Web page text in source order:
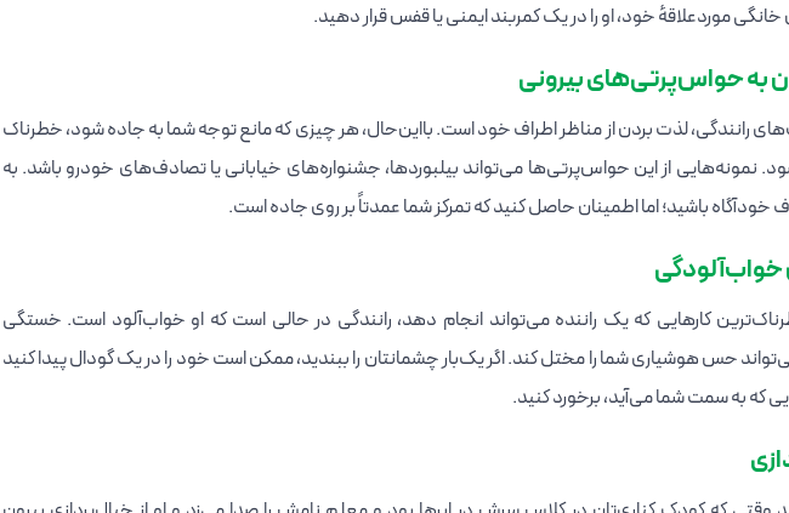
خانگی موردعلاقهٔ خود، او را در یک کمربند ایمنی یا قفس قرار دهید.
به حواس‌پرتی‌های بیرونی
رانندگی، لذت بردن از مناظر اطراف خود است. بااین‌حال، هر چیزی که مانع توجه شما به جاده شود، خطرناک
نمونه‌هایی از این حواس‌پرتی‌ها می‌تواند بیلبوردها، جشنواره‌های خیابانی یا تصادف‌های خودرو باشد. به
خودآگاه باشید؛ اما اطمینان حاصل کنید که تمرکز شما عمدتاً بر روی جاده است.
کارهایی که یک راننده می‌تواند انجام دهد، رانندگی در حالی است که او خواب‌آلود است. خستگی
حس هوشیاری شما را مختل کند. اگر یک‌بار چشمانتان را ببندید، ممکن است خود را در یک گودال پیدا کنید
که به سمت شما می‌آید، برخورد کنید.